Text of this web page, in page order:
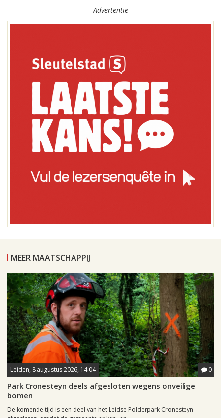
Advertentie
MEER MAATSCHAPPIJ
Leiden, 8 augustus 2026, 14:04 0
Park Cronesteyn deels afgesloten wegens onveilige
bomen
De komende tijd is een deel van het Leidse Polderpark Cronesteyn